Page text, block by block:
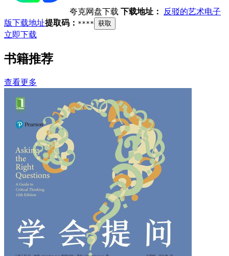
夸克网盘下载 下载地址：
反驳的艺术电子
版下载地址提取码： **** 获取
立即下载
书籍推荐
查看更多